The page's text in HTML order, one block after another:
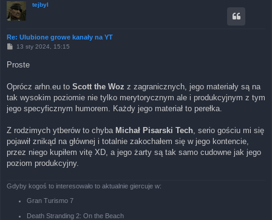
tejbyl
Re: Ulubione growe kanały na YT
P
t
13 sty 2024, 15:15
Proste
Oprócz arhn.eu to Scott the Woz z zagranicznych, jego materiały są na
tak wysokim poziomie nie tylko merytorycznym ale i produkcyjnym z tym
jego specyficznym humorem. Każdy jego materiał to perełka.
Z rodzimych ytberów to chyba Michał Pisarski Tech, serio gościu mi się
pojawił znikąd na głównej i totalnie zakochałem się w jego kontencie,
przez niego kupiłem vitę XD, a jego żarty są tak samo cudowne jak jego
poziom produkcyjny.
Gdyby kogoś to interesowało to aktualnie giercuje w:
Gran Turismo 7
Death Stranding 2: On the Beach